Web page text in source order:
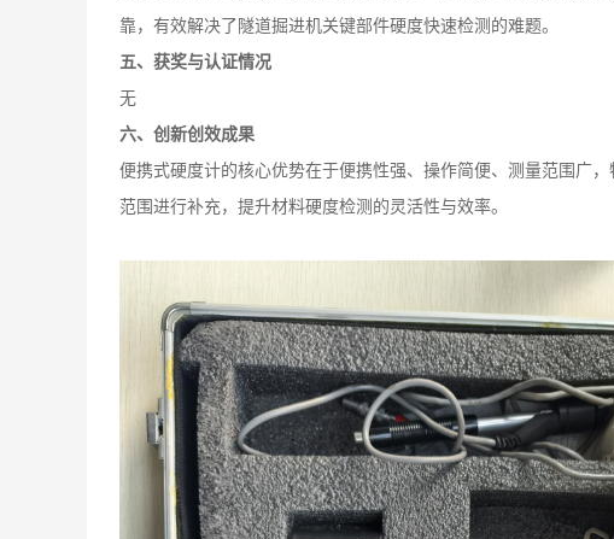
靠，有效解决了隧道掘进机关键部件硬度快速检测的难题。
五、获奖与认证情况
无
六、创新创效成果
便携式硬度计的核心优势在于便携性强、操作简便、测量范围广
范围进行补充，提升材料硬度检测的灵活性与效率。